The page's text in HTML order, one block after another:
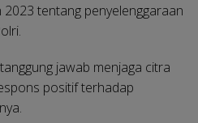
tentang penyelenggaraan
jawab menjaga citra
positif terhadap